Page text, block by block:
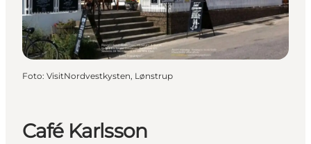
Café Karlsson
Foto: VisitNordvestkysten, Lønstrup